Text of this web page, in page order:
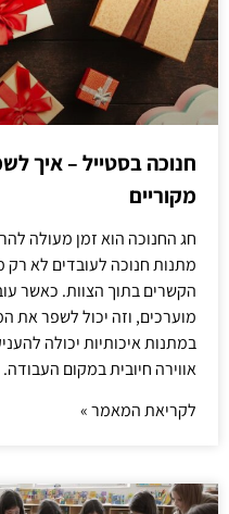
חנוכה בסטייל – איך
מקוריים
חג החנוכה הוא זמן מעולה
מתנות חנוכה לעובדים לא
הקשרים בתוך הצוות. כאשר
מוערכים, וזה יכול לשפר את
במתנות איכותיות יכולה
אווירה חיובית במקום העבודה.
לקריאת המאמר »